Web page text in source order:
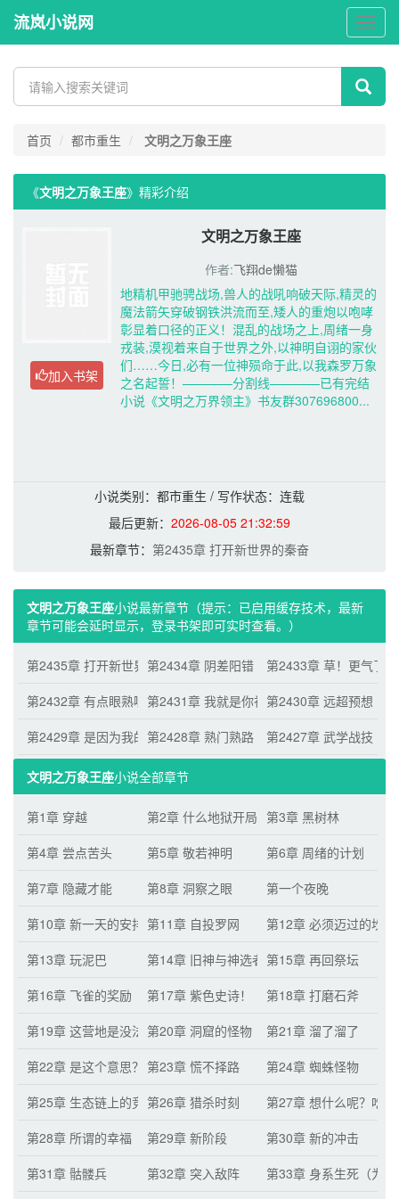
流
岚
说
网
流岚小说网
首页 都市重生 文明之万象王座
《文明之万象王座》精彩介绍
加入书架
文明之万象王座
作者:飞翔de懒猫
地精机甲驰骋战场,兽人的战吼响破天际,精灵的
魔法箭矢穿破钢铁洪流而至,矮人的重炮以咆哮
彰显着口径的正义！混乱的战场之上,周绪一身
戎装,漠视着来自于世界之外,以神明自诩的家伙
们……今日,必有一位神殒命于此,以我森罗万象
之名起誓！————分割线————已有完结
小说《文明之万界领主》书友群307696800...
小说类别：都市重生 / 写作状态：连载
最后更新： 2026-08-05 21:32:59
最新章节： 第2435章 打开新世界的秦奋
文明之万象王座小说最新章节（提示：已启用缓存技术，最新
章节可能会延时显示，登录书架即可实时查看。）
第2435章 打开新世界的秦奋第2434章 阴差阳错
第2433章 草！更气了
第2432章 有点眼熟啊！第2431章 我就是你祖宗！第2430章 远超预想
第2429章 是因为我的脑子没在这儿吗？
第2428章 熟门熟路 第2427章 武学战技
文明之万象王座小说全部章节
第1章 穿越 第2章 什么地狱开局！第3章 黑树林
第4章 尝点苦头
第5章 敬若神明
第6章 周绪的计划
第7章 隐藏才能
第8章 洞察之眼
第一个夜晚
第10章 新一天的安排 第11章 自投罗网
第12章 必须迈过的坎
第13章 玩泥巴
第14章 旧神与神选者 第15章 再回祭坛
第16章 飞雀的奖励
第17章 紫色史诗！
第18章 打磨石斧
第19章 这营地是没法待了第20章 洞窟的怪物
第21章 溜了溜了
第22章 是这个意思？ 第23章 慌不择路
第24章 蜘蛛怪物
第25章 生态链上的竞争对手第26章 猎杀时刻
第27章 想什么呢？吃
第28章 所谓的幸福
第29章 新阶段
第30章 新的冲击
第31章 骷髅兵
第32章 突入敌阵
第33章 身系生死（为